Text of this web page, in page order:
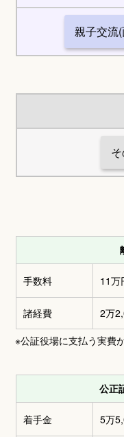
親子交流
手数料 11万
諸経費 2万
※公証役場に支払う実費
公正
着手金 5万